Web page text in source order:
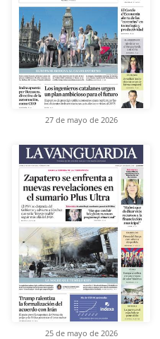
27 de mayo de 2026
25 de mayo de 2026